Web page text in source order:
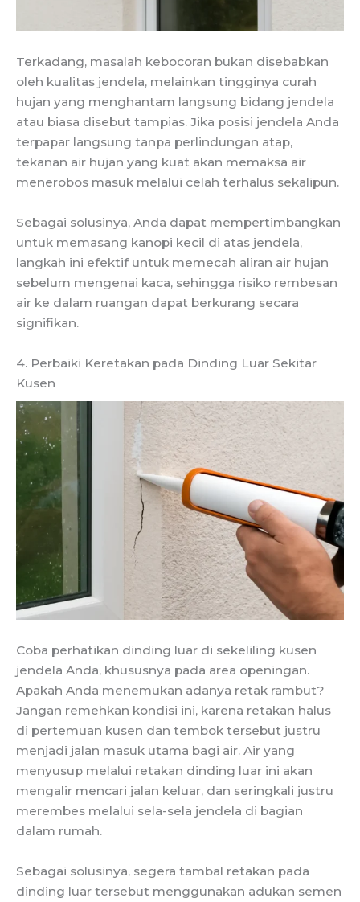
Terkadang, masalah kebocoran bukan disebabkan
oleh kualitas jendela, melainkan tingginya curah
hujan yang menghantam langsung bidang jendela
atau biasa disebut tampias. Jika posisi jendela Anda
terpapar langsung tanpa perlindungan atap,
tekanan air hujan yang kuat akan memaksa air
menerobos masuk melalui celah terhalus sekalipun.
Sebagai solusinya, Anda dapat mempertimbangkan
untuk memasang kanopi kecil di atas jendela,
langkah ini efektif untuk memecah aliran air hujan
sebelum mengenai kaca, sehingga risiko rembesan
air ke dalam ruangan dapat berkurang secara
signifikan.
4. Perbaiki Keretakan pada Dinding Luar Sekitar
Kusen
Coba perhatikan dinding luar di sekeliling kusen
jendela Anda, khususnya pada area openingan.
Apakah Anda menemukan adanya retak rambut?
Jangan remehkan kondisi ini, karena retakan halus
di pertemuan kusen dan tembok tersebut justru
menjadi jalan masuk utama bagi air. Air yang
menyusup melalui retakan dinding luar ini akan
mengalir mencari jalan keluar, dan seringkali justru
merembes melalui sela-sela jendela di bagian
dalam rumah.
Sebagai solusinya, segera tambal retakan pada
dinding luar tersebut menggunakan adukan semen